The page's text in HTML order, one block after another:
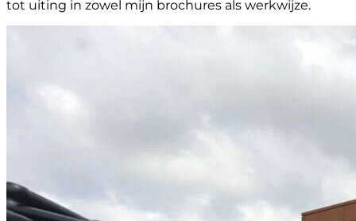
tot uiting in zowel mijn brochures als werkwijze.